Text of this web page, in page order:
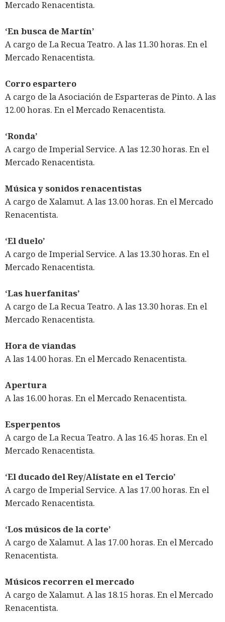
Mercado Renacentista.
‘En busca de Martín’
A cargo de La Recua Teatro. A las 11.30 horas. En el
Mercado Renacentista.
Corro espartero
A cargo de la Asociación de Esparteras de Pinto. A las
12.00 horas. En el Mercado Renacentista.
‘Ronda’
A cargo de Imperial Service. A las 12.30 horas. En el
Mercado Renacentista.
Música y sonidos renacentistas
A cargo de Xalamut. A las 13.00 horas. En el Mercado
Renacentista.
‘El duelo’
A cargo de Imperial Service. A las 13.30 horas. En el
Mercado Renacentista.
‘Las huerfanitas’
A cargo de La Recua Teatro. A las 13.30 horas. En el
Mercado Renacentista.
Hora de viandas
A las 14.00 horas. En el Mercado Renacentista.
Apertura
A las 16.00 horas. En el Mercado Renacentista.
Esperpentos
A cargo de La Recua Teatro. A las 16.45 horas. En el
Mercado Renacentista.
‘El ducado del Rey/Alístate en el Tercio’
A cargo de Imperial Service. A las 17.00 horas. En el
Mercado Renacentista.
‘Los músicos de la corte’
A cargo de Xalamut. A las 17.00 horas. En el Mercado
Renacentista.
Músicos recorren el mercado
A cargo de Xalamut. A las 18.15 horas. En el Mercado
Renacentista.